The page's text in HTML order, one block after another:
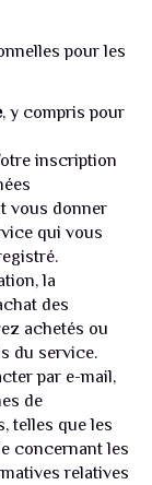
pour les
, y compris pour
inscription
vous donner
qui vous
la
des
achetés ou
du service.
par e-mail,
de
telles que les
concernant les
relatives